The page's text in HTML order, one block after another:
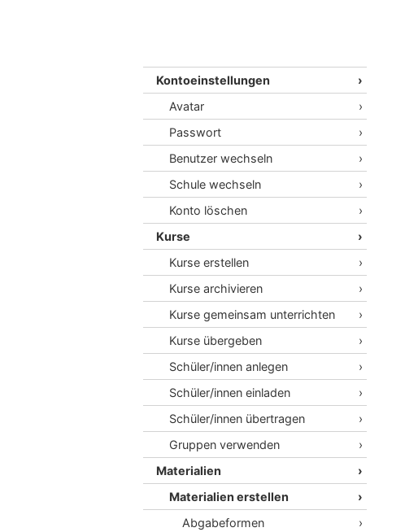
Kontoeinstellungen
Avatar
Passwort
Benutzer wechseln
Schule wechseln
Konto löschen
Kurse
Kurse erstellen
Kurse archivieren
Kurse gemeinsam unterrichten
Kurse übergeben
Schüler/innen anlegen
Schüler/innen einladen
Schüler/innen übertragen
Gruppen verwenden
Materialien
Materialien erstellen
Abgabeformen